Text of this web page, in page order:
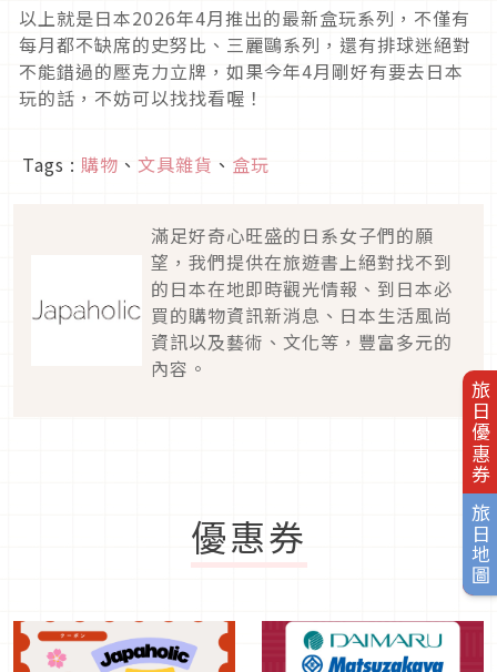
旅日優惠券
旅日地圖
以上就是日本2026年4月推出的最新盒玩系列，不僅有
每月都不缺席的史努比、三麗鷗系列，還有排球迷絕對
不能錯過的壓克力立牌，如果今年4月剛好有要去日本
玩的話，不妨可以找找看喔！
Tags : 購物 、 文具雜貨 、 盒玩
滿足好奇心旺盛的日系女子們的願
望，我們提供在旅遊書上絕對找不到
的日本在地即時觀光情報、到日本必
買的購物資訊新消息、日本生活風尚
資訊以及藝術、文化等，豐富多元的
內容。
優惠券